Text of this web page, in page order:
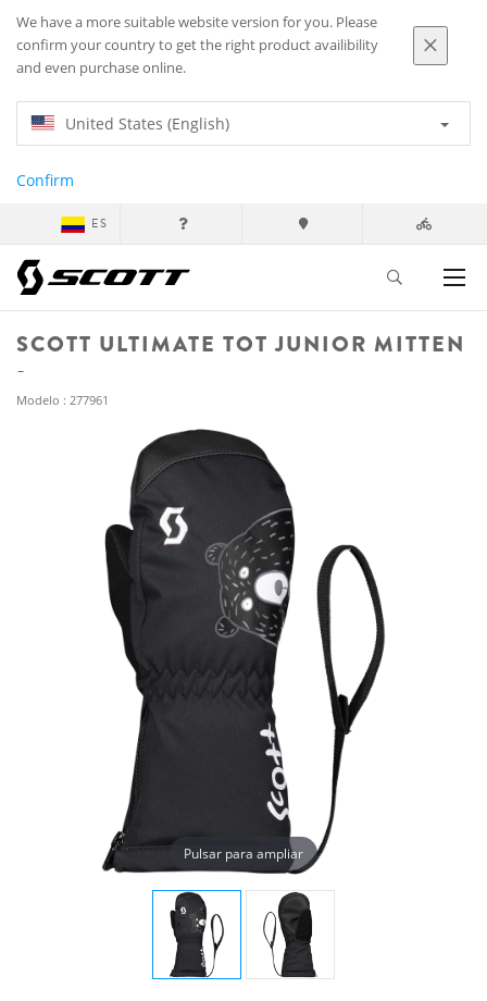
We have a more suitable website version for you. Please
confirm your country to get the right product availibility
and even purchase online.
United States (English)
Confirm
ES
SCOTT ULTIMATE TOT JUNIOR MITTEN
Modelo : 277961
Pulsar para ampliar